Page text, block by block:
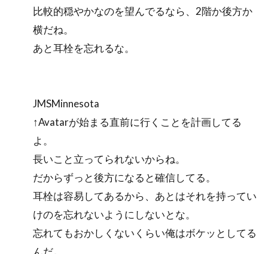
比較的穏やかなのを望んでるなら、2階か後方か
横だね。
あと耳栓を忘れるな。
JMSMinnesota
↑Avatarが始まる直前に行くことを計画してる
よ。
長いこと立ってられないからね。
だからずっと後方になると確信してる。
耳栓は容易してあるから、あとはそれを持ってい
けのを忘れないようにしないとな。
忘れてもおかしくないくらい俺はボケッとしてる
んだ。